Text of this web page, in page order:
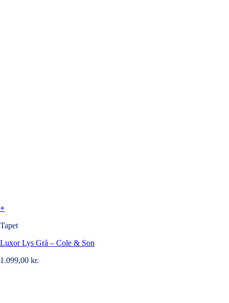
+
Tapet
Luxor Lys Grå – Cole & Son
1.099,00 kr.